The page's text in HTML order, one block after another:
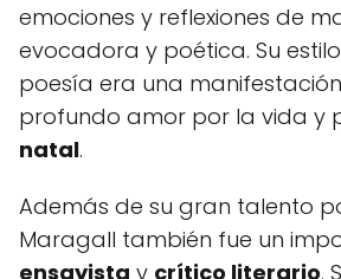
emociones y reflexiones de
evocadora y poética. Su
poesía era una
profundo amor por la vida y
natal.
Además de su gran talento
Maragall también fue un
ensayista y crítico literario.